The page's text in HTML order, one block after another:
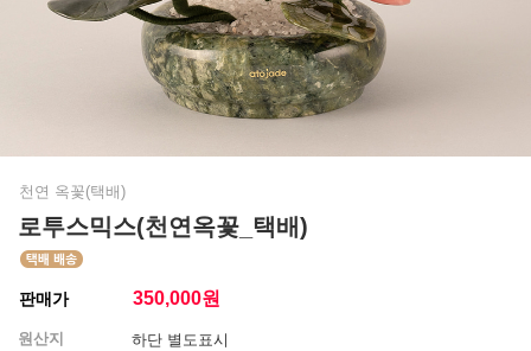
천연 옥꽃(택배)
로투스믹스(천연옥꽃_택배)
판매가 350,000원
원산지
하단 별도표시